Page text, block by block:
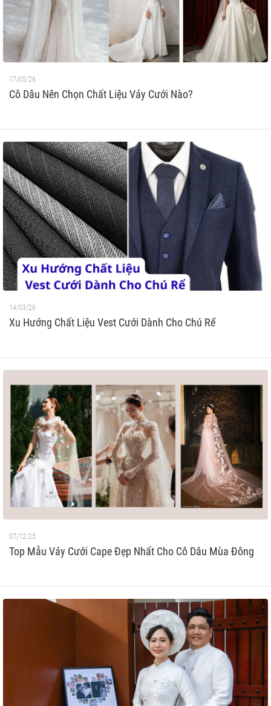
17/05/26
Cô Dâu Nên Chọn Chất Liệu Váy Cưới Nào?
14/03/26
Xu Hướng Chất Liệu Vest Cưới Dành Cho Chú Rể
07/12/25
Top Mẫu Váy Cưới Cape Đẹp Nhất Cho Cô Dâu Mùa Đông